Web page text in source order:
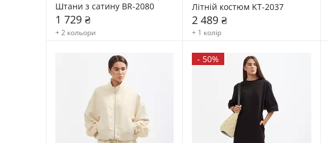
Штани з сатину BR-2080
1 729 ₴
+ 2 кольори
Літній костюм KT-2037
2 489 ₴
+ 1 колір
- 50%